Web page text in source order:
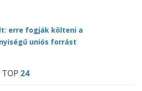
erre fogják költeni a
uniós forrást
TOP 24